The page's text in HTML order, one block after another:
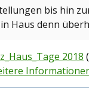
bis hin
Haus denn
2018